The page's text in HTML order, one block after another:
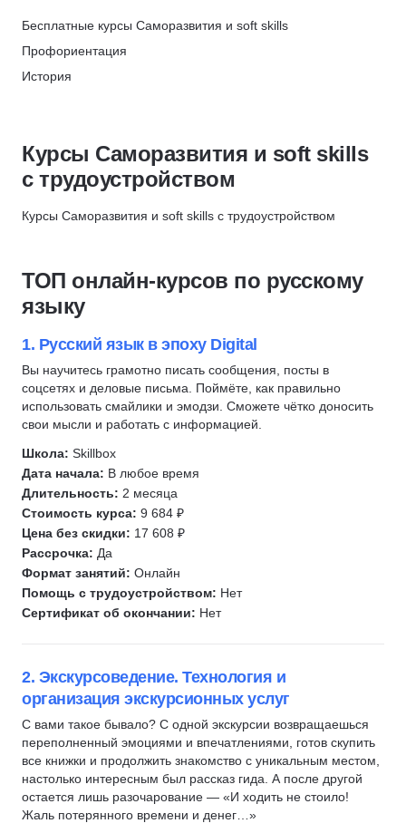
Skillbox
Академия Эдюсон
ЦАППКК
Скидка 6%
НЦРДО
НИПКЭФ
Скидка 6%
Повышение квалификации1026
Планирование
Слепая печать
Эмоции
Личная мотивация
Ораторское мастерство
Самооценка
Личная эффективность
Боязнь публичных выступлений
Личностный рост
Мировая история
Религия
География
Культура
История искусств
Литература
Work-life balance
Живопись
Винная культура
Защита в чрезвычайных ситуациях
Теология
Дрессировка
Финансовая грамотность
Бесплатные курсы Саморазвития и soft skills
Профориентация
История
Курсы Саморазвития и soft skills
с трудоустройством
Курсы Саморазвития и soft skills с трудоустройством
ТОП онлайн-курсов по русскому
языку
1. Русский язык в эпоху Digital
Вы научитесь грамотно писать сообщения, посты в
соцсетях и деловые письма. Поймёте, как правильно
использовать смайлики и эмодзи. Сможете чётко доносить
свои мысли и работать с информацией.
Школа: Skillbox
Дата начала: В любое время
Длительность: 2 месяца
Стоимость курса: 9 684 ₽
Цена без скидки: 17 608 ₽
Рассрочка: Да
Формат занятий: Онлайн
Помощь с трудоустройством: Нет
Сертификат об окончании: Нет
2. Экскурсоведение. Технология и
организация экскурсионных услуг
С вами такое бывало? С одной экскурсии возвращаешься
переполненный эмоциями и впечатлениями, готов скупить
все книжки и продолжить знакомство с уникальным местом,
настолько интересным был рассказ гида. А после другой
остается лишь разочарование — «И ходить не стоило!
Жаль потерянного времени и денег…»